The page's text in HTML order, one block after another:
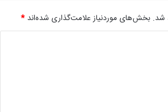
شد. بخش‌های موردنیاز علامت‌گذاری شده‌اند *